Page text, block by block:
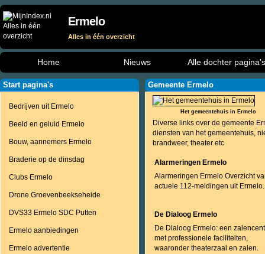
Ermelo
Alles in één overzicht
Home Nieuws Alle dochter pagina's
Start pagina's
Bedrijven uit Ermelo
Beeld en geluid Ermelo
Bouw, aannemers Ermelo
Braderie op de dinsdag
Clubs Ermelo
Drone Groevenbeekseheide
DVS33 Ermelo SDC Putten
Ermelo aanbiedingen
Ermelo advertentie
Gemeente Ermelo
Het gemeentehuis in Ermelo
Diverse links over de gemeente
diensten van het gemeentehuis,
brandweer, theater etc
Alarmeringen Ermelo
Alarmeringen Ermelo Overzicht
actuele 112-meldingen uit Ermelo.
De Dialoog Ermelo
De Dialoog Ermelo: een
met professionele faciliteiten,
waaronder theaterzaal en zalen.